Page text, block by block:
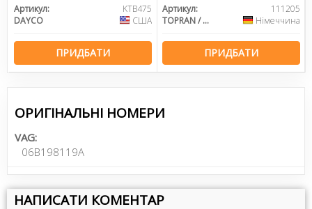
Артикул:
KTB475
DAYCO
США
ПРИДБАТИ
Артикул:
111205
TOPRAN / HANS PRIES
Німеччина
ПРИДБАТИ
ОРИГІНАЛЬНІ НОМЕРИ
VAG:
06B198119A
НАПИСАТИ КОМЕНТАР